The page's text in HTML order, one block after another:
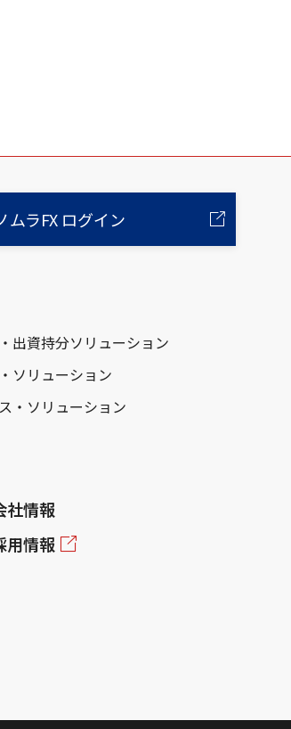
ムラFX ログイン
出資持分ソリューション
ソリューション
・ソリューション
社情報
用情報